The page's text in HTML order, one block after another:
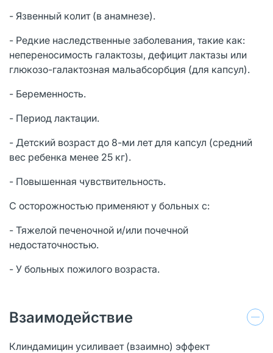
- Язвенный колит (в анамнезе).
- Редкие наследственные заболевания, такие как:
непереносимость галактозы, дефицит лактазы или
глюкозо-галактозная мальабсорбция (для капсул).
- Беременность.
- Период лактации.
- Детский возраст до 8-ми лет для капсул (средний
вес ребенка менее 25 кг).
- Повышенная чувствительность.
С осторожностью применяют у больных с:
- Тяжелой печеночной и/или почечной
недостаточностью.
- У больных пожилого возраста.
Взаимодействие
Клиндамицин усиливает (взаимно) эффект